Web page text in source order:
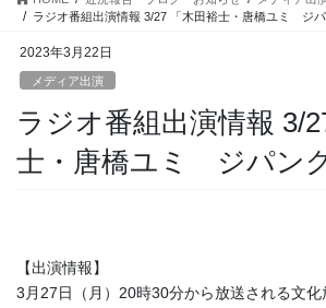
ラジオ番組出演情報 3/27 「木田裕士・唐橋ユミ ジパ
2023年3月22日
メディア出演
ラジオ番組出演情報 3/
士・唐橋ユミ ジパング
【出演情報】
3月27日（月）20時30分から放送される文